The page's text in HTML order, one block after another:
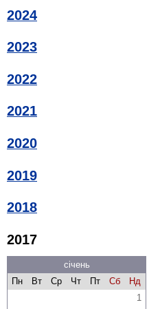
2024
2023
2022
2021
2020
2019
2018
2017
січень
Пн
Вт Ср Чт Пт Сб
Нд
1